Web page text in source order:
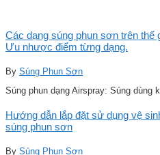
Các dạng súng phun sơn trên thế
Ưu nhược điểm từng dạng.
By Súng Phun Sơn
Súng phun dạng Airspray: Súng dùng
Hướng dẫn lắp đặt sử dụng vệ
súng phun sơn
By Súng Phun Sơn